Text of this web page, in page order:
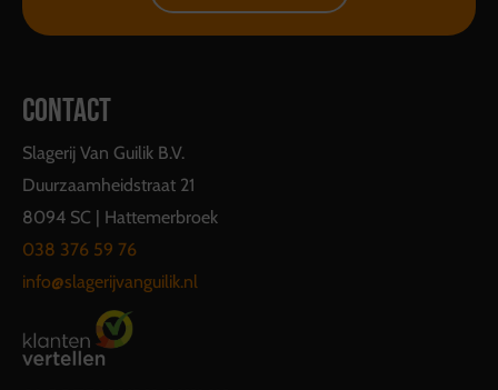
CONTACT
Slagerij Van Guilik B.V.
Duurzaamheidstraat 21
8094 SC | Hattemerbroek
038 376 59 76
info@slagerijvanguilik.nl